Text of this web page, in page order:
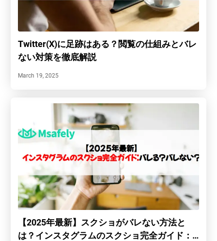
Twitter(X)に足跡はある？閲覧の仕組みとバレ
ない対策を徹底解説
March 19, 2025
【2025年最新】スクショがバレない方法と
は？インスタグラムのスクショ完全ガイド：